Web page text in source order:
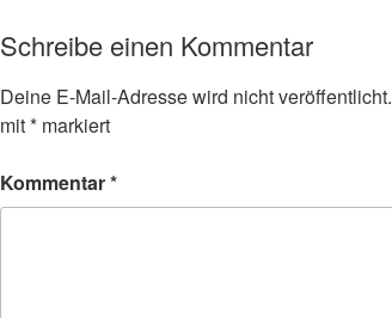
Schreibe einen Kommentar
Deine E-Mail-Adresse wird nicht veröffentlicht.
mit* markiert
Kommentar*